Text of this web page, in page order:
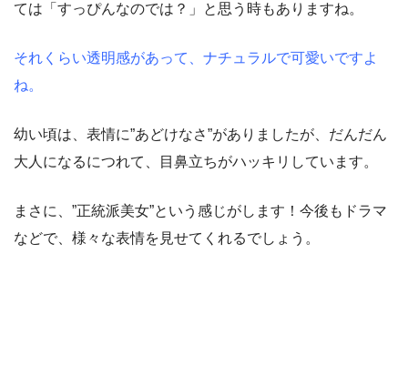
ては「すっぴんなのでは？」と思う時もありますね。
それくらい透明感があって、ナチュラルで可愛いですよ
ね。
幼い頃は、表情に”あどけなさ”がありましたが、だんだん
大人になるにつれて、目鼻立ちがハッキリしています。
まさに、”正統派美女”という感じがします！今後もドラマ
などで、様々な表情を見せてくれるでしょう。